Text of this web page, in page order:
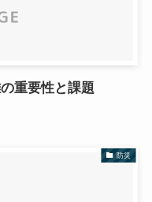
重要性と課題
防災